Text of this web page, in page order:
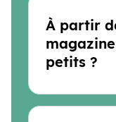
À partir
petits ?